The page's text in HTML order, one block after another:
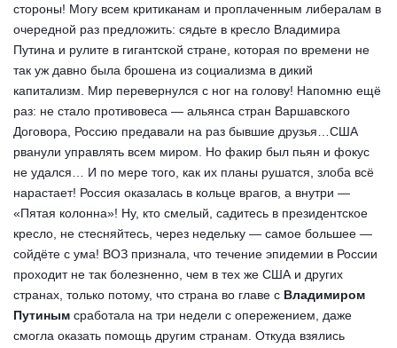
стороны! Могу всем критиканам и проплаченным либералам в
очередной раз предложить: сядьте в кресло Владимира
Путина и рулите в гигантской стране, которая по времени не
так уж давно была брошена из социализма в дикий
капитализм. Мир перевернулся с ног на голову! Напомню ещё
раз: не стало противовеса — альянса стран Варшавского
Договора, Россию предавали на раз бывшие друзья…США
рванули управлять всем миром. Но факир был пьян и фокус
не удался… И по мере того, как их планы рушатся, злоба всё
нарастает! Россия оказалась в кольце врагов, а внутри —
«Пятая колонна»! Ну, кто смелый, садитесь в президентское
кресло, не стесняйтесь, через недельку — самое большее —
сойдёте с ума! ВОЗ признала, что течение эпидемии в России
проходит не так болезненно, чем в тех же США и других
странах, только потому, что страна во главе с Владимиром
Путиным сработала на три недели с опережением, даже
смогла оказать помощь другим странам. Откуда взялись